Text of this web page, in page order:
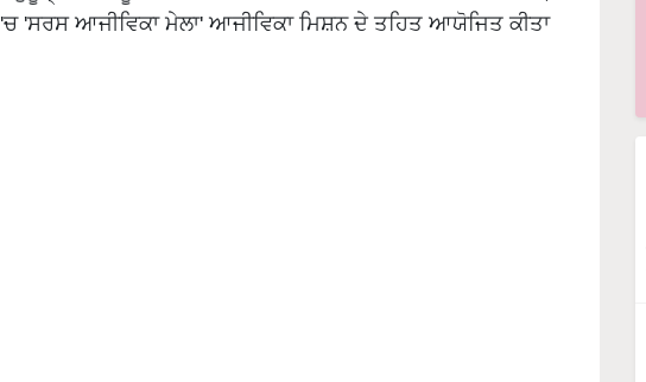
'ਸਰਸ ਆਜੀਵਿਕਾ ਮੇਲਾ' ਆਜੀਵਿਕਾ ਮਿਸ਼ਨ ਦੇ ਤਹਿਤ ਆਯੋਜਿਤ ਕੀਤਾ